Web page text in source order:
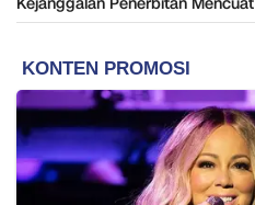
Kejanggalan Penerbitan Mencuat